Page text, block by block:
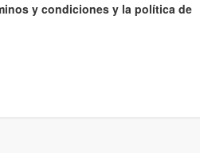
y condiciones y la política de